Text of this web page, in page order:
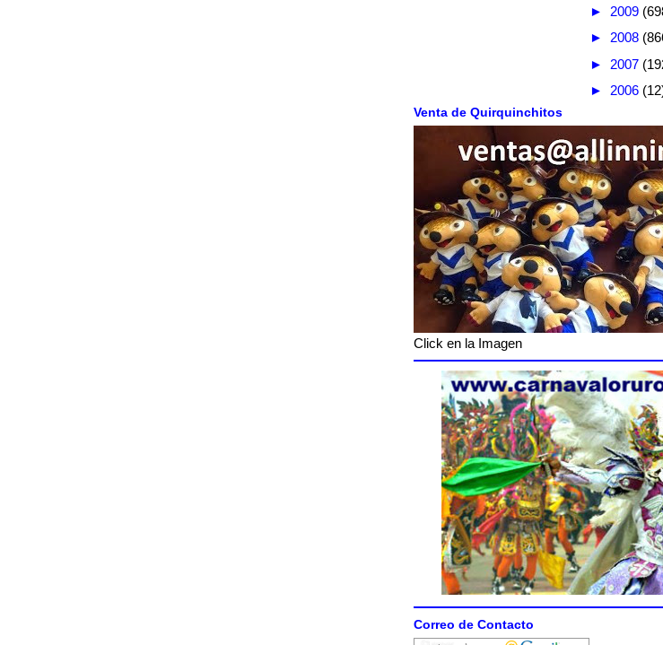
► 2009
► 2008
► 2007
► 2006
Venta de Quirquinchitos
Click en la Imagen
Correo de Contacto